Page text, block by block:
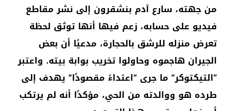
من جهته، سارع آدم بنشقرون إلى نشر مقاطع
فيديو على حسابه، زعم فيها أنها توثق لحظة
تعرض منزله للرشق بالحجارة، مدعيًا أن بعض
الجيران هاجموه وحاولوا تخريب بوابة بيته. واعتبر
“التيكتوكر” ما جرى “اعتداءً مقصودًا” يهدف إلى
طرده هو ووالدته من الحي، مؤكدًا أنه لم يرتكب